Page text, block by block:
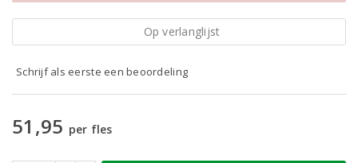
Op verlanglijst
Schrijf als eerste een beoordeling
51,95 per fles